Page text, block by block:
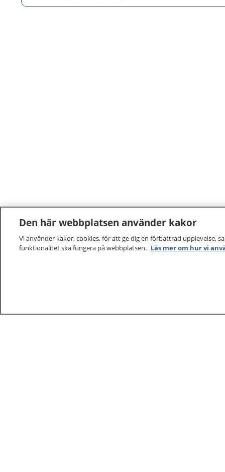
Den här webbplatsen använder kakor
Vi använder kakor, cookies, för att ge dig en förbättrad upplevelse,
funktionalitet ska fungera på webbplatsen. Läs mer om hur vi